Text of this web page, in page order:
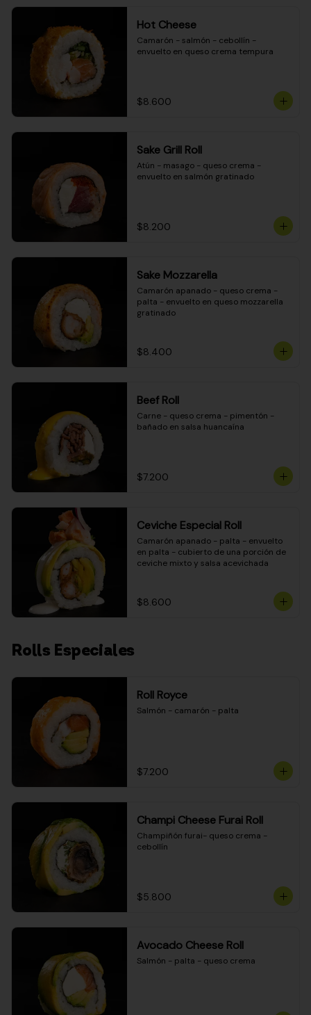
Hot Cheese
Camarón - salmón - cebollín -
envuelto en queso crema tempura
$8.600
Sake Grill Roll
Atún - masago - queso crema -
envuelto en salmón gratinado
$8.200
Sake Mozzarella
Camarón apanado - queso crema -
palta - envuelto en queso mozzarella
gratinado
$8.400
Beef Roll
Carne - queso crema - pimentón -
bañado en salsa huancaína
$7.200
Ceviche Especial Roll
Camarón apanado - palta - envuelto
en palta - cubierto de una porción de
ceviche mixto y salsa acevichada
$8.600
Rolls Especiales
Roll Royce
Salmón - camarón - palta
$7.200
Champi Cheese Furai Roll
Champiñón furai- queso crema -
cebollín
$5.800
Avocado Cheese Roll
Salmón - palta - queso crema